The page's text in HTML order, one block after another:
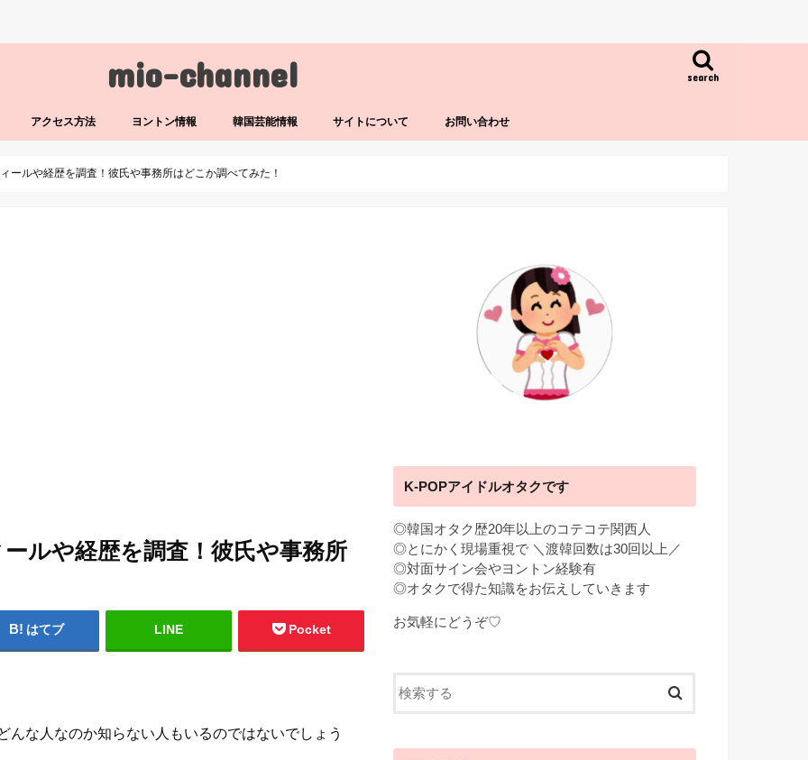
mio-channel search
アクセス方法 ヨントン情報 韓国芸能情報 サイトについて お問い合わせ
ールや経歴を調査！彼氏や事務所はどこか調べてみた！
ルや経歴を調査！彼氏や事務所
はてブ LINE Pocket
な人なのか知らない人もいるのではないでしょう
K-POPアイドルオタクです
◎韓国オタク歴20年以上のコテコテ関西人
◎とにかく現場重視で ＼渡韓回数は30回以上／
◎対面サイン会やヨントン経験有
◎オタクで得た知識をお伝えしていきます
お気軽にどうぞ♡